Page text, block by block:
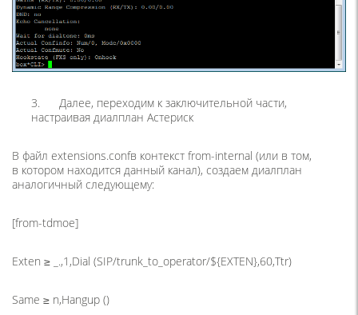
3. Далее, переходим к заключительной части,
настраивая диалплан Астериск
В файл extensions.confв контекст from-internal (или в том,
в котором находится данный канал), создаем диалплан
аналогичный следующему:
[from-tdmoe]
Exten ≥ _.,1,Dial (SIP/trunk_to_operator/${EXTEN},60,Ttr)
Same ≥ n,Hangup ()